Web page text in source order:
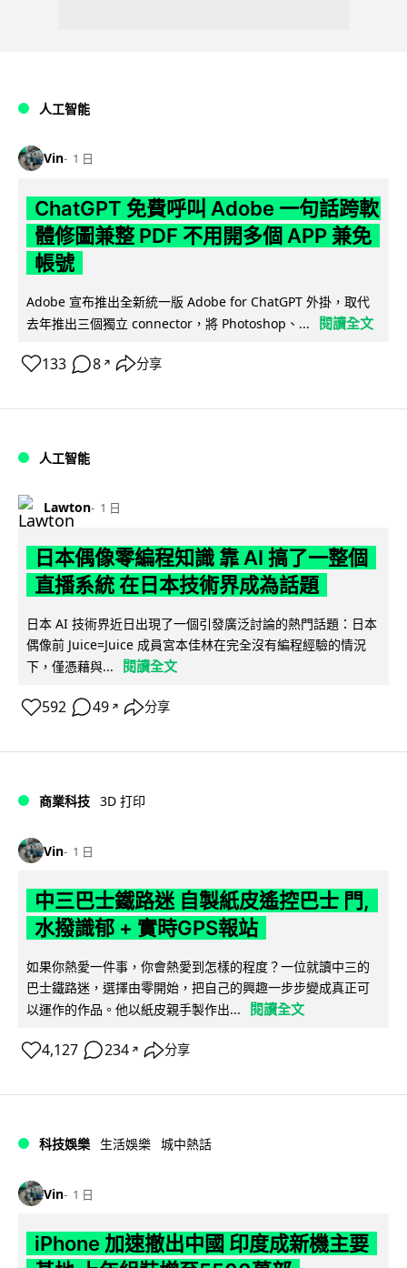
人工智能
Vin 1 日
ChatGPT 免費呼叫 Adobe 一句話跨軟
體修圖兼整 PDF 不用開多個 APP 兼免
帳號
Adobe 宣布推出全新統一版 Adobe for ChatGPT 外掛，取代
去年推出三個獨立 connector，將 Photoshop、...
閱讀全文
133 8 ↗ 分享
人工智能
Lawton 1 日
日本偶像零編程知識 靠 AI 搞了一整個
直播系統 在日本技術界成為話題
日本 AI 技術界近日出現了一個引發廣泛討論的熱門話題：日本
偶像前 Juice=Juice 成員宮本佳林在完全沒有編程經驗的情況
下，僅憑藉與...
閱讀全文
592 49 ↗ 分享
商業科技 3D 打印
Vin 1 日
中三巴士鐵路迷 自製紙皮遙控巴士 門,
水撥識郁 + 實時GPS報站
如果你熱愛一件事，你會熱愛到怎樣的程度？一位就讀中三的
巴士鐵路迷，選擇由零開始，把自己的興趣一步步變成真正可
以運作的作品。他以紙皮親手製作出...
閱讀全文
4,127 234 ↗ 分享
科技娛樂 生活娛樂 城中熱話
Vin 1 日
iPhone 加速撤出中國 印度成新機主要